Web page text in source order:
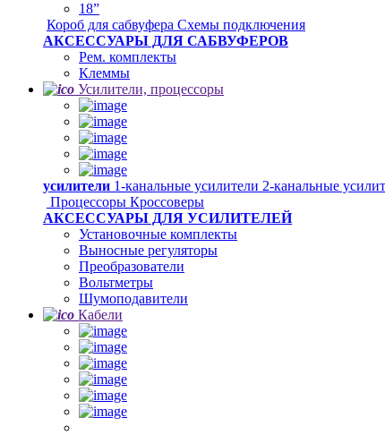
18”
Короб для сабвуфера Схемы подключения
АКСЕССУАРЫ ДЛЯ САБВУФЕРОВ
Рем. комплекты
Клеммы
Усилители, процессоры
усилители 1-канальные усилители 2-канальные
Процессоры Кроссоверы
АКСЕССУАРЫ ДЛЯ УСИЛИТЕЛЕЙ
Установочные комплекты
Выносные регуляторы
Преобразователи
Вольтметры
Шумоподавители
Кабели